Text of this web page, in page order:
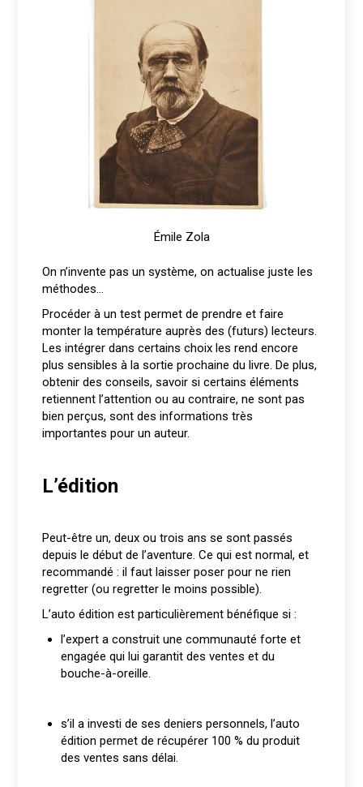
Émile Zola
On n’invente pas un système, on actualise juste les
méthodes…
Procéder à un test permet de prendre et faire
monter la température auprès des (futurs) lecteurs.
Les intégrer dans certains choix les rend encore
plus sensibles à la sortie prochaine du livre. De plus,
obtenir des conseils, savoir si certains éléments
retiennent l’attention ou au contraire, ne sont pas
bien perçus, sont des informations très
importantes pour un auteur.
L’édition
Peut-être un, deux ou trois ans se sont passés
depuis le début de l’aventure. Ce qui est normal, et
recommandé : il faut laisser poser pour ne rien
regretter (ou regretter le moins possible).
L’auto édition est particulièrement bénéfique si :
l’expert a construit une communauté forte et
engagée qui lui garantit des ventes et du
bouche-à-oreille.
s’il a investi de ses deniers personnels, l’auto
édition permet de récupérer 100 % du produit
des ventes sans délai.